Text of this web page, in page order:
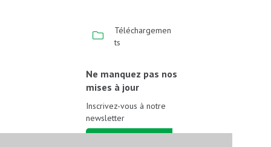
Téléchargemen
ts
Ne manquez pas nos
mises à jour
Inscrivez-vous à notre
newsletter